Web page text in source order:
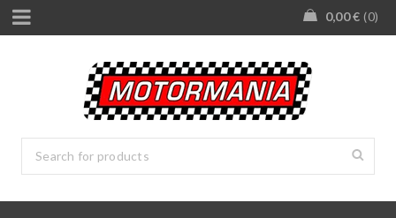
0,00€ 0